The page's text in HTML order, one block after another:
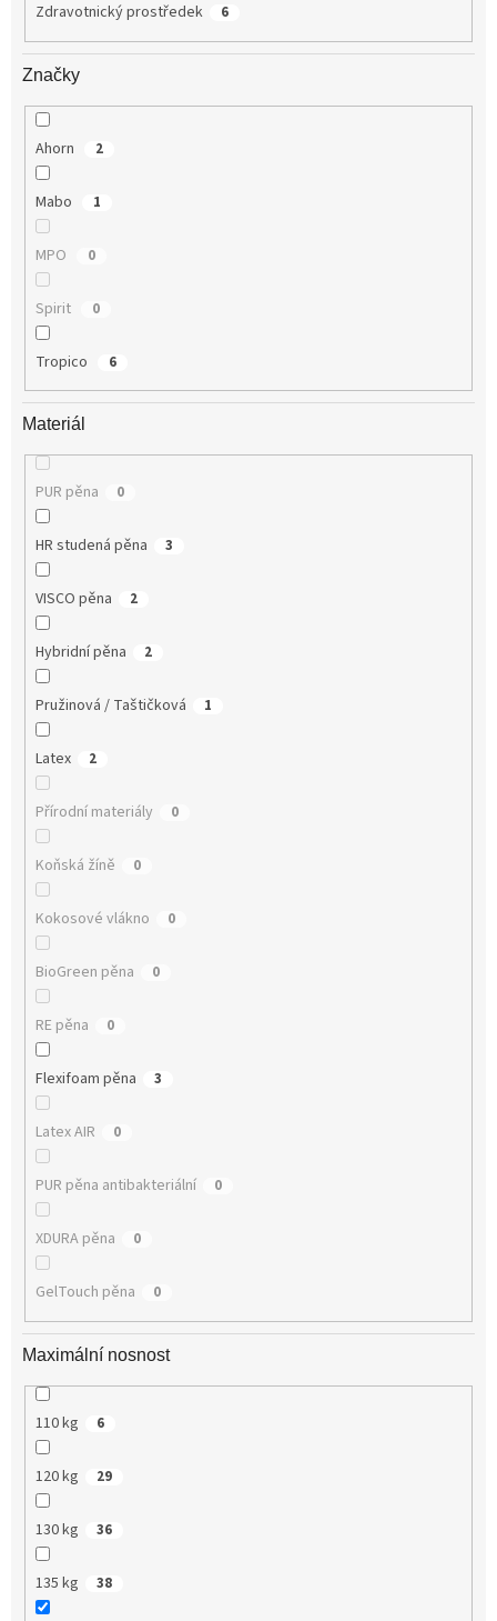
Zdravotnický prostředek 6
Značky
Ahorn 2
Mabo 1
MPO 0
Spirit 0
Tropico 6
Materiál
PUR pěna 0
HR studená pěna 3
VISCO pěna 2
Hybridní pěna 2
Pružinová / Taštičková 1
Latex 2
Přírodní materiály 0
Koňská žíně 0
Kokosové vlákno 0
BioGreen pěna 0
RE pěna 0
Flexifoam pěna 3
Latex AIR 0
PUR pěna antibakteriální 0
XDURA pěna 0
GelTouch pěna 0
Maximální nosnost
110 kg 6
120 kg 29
130 kg 36
135 kg 38